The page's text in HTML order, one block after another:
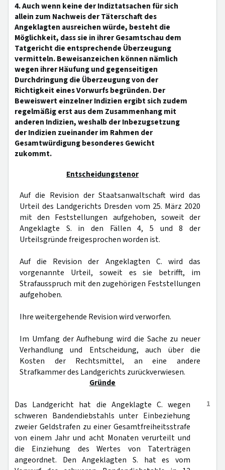
4. Auch wenn keine der Indiztatsachen für sich
allein zum Nachweis der Täterschaft des
Angeklagten ausreichen würde, besteht die
Möglichkeit, dass sie in ihrer Gesamtschau dem
Tatgericht die entsprechende Überzeugung
vermitteln. Beweisanzeichen können nämlich
wegen ihrer Häufung und gegenseitigen
Durchdringung die Überzeugung von der
Richtigkeit eines Vorwurfs begründen. Der
Beweiswert einzelner Indizien ergibt sich zudem
regelmäßig erst aus dem Zusammenhang mit
anderen Indizien, weshalb der Inbezugsetzung
der Indizien zueinander im Rahmen der
Gesamtwürdigung besonderes Gewicht
zukommt.
Entscheidungstenor
Auf die Revision der Staatsanwaltschaft wird das
Urteil des Landgerichts Dresden vom 25. März 2020
mit den Feststellungen aufgehoben, soweit der
Angeklagte S. in den Fällen 4, 5 und 8 der
Urteilsgründe freigesprochen worden ist.
Auf die Revision der Angeklagten C. wird das
vorgenannte Urteil, soweit es sie betrifft, im
Strafausspruch mit den zugehörigen Feststellungen
aufgehoben.
Ihre weitergehende Revision wird verworfen.
Im Umfang der Aufhebung wird die Sache zu neuer
Verhandlung und Entscheidung, auch über die
Kosten der Rechtsmittel, an eine andere
Strafkammer des Landgerichts zurückverwiesen.
Gründe
1
Das Landgericht hat die Angeklagte C. wegen
schweren Bandendiebstahls unter Einbeziehung
zweier Geldstrafen zu einer Gesamtfreiheitsstrafe
von einem Jahr und acht Monaten verurteilt und
die Einziehung des Wertes von Taterträgen
angeordnet. Den Angeklagten S. hat es vom